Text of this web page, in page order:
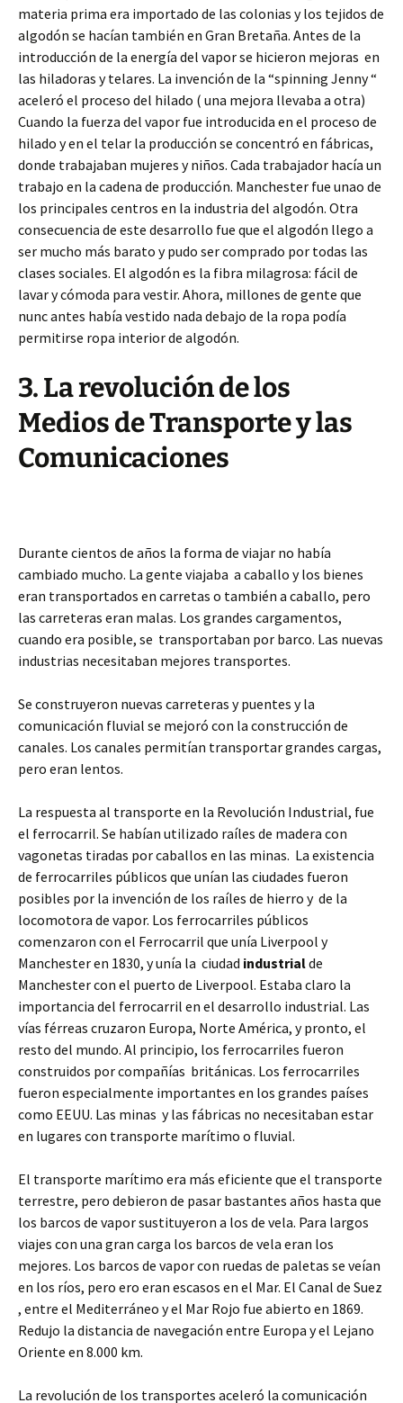
materia prima era importado de las colonias y los tejidos de
algodón se hacían también en Gran Bretaña. Antes de la
introducción de la energía del vapor se hicieron mejoras en
las hiladoras y telares. La invención de la “spinning Jenny “
aceleró el proceso del hilado ( una mejora llevaba a otra)
Cuando la fuerza del vapor fue introducida en el proceso de
hilado y en el telar la producción se concentró en fábricas,
donde trabajaban mujeres y niños. Cada trabajador hacía un
trabajo en la cadena de producción. Manchester fue unao de
los principales centros en la industria del algodón. Otra
consecuencia de este desarrollo fue que el algodón llego a
ser mucho más barato y pudo ser comprado por todas las
clases sociales. El algodón es la fibra milagrosa: fácil de
lavar y cómoda para vestir. Ahora, millones de gente que
nunc antes había vestido nada debajo de la ropa podía
permitirse ropa interior de algodón.
3. La revolución de los
Medios de Transporte y las
Comunicaciones
Durante cientos de años la forma de viajar no había
cambiado mucho. La gente viajaba a caballo y los bienes
eran transportados en carretas o también a caballo, pero
las carreteras eran malas. Los grandes cargamentos,
cuando era posible, se transportaban por barco. Las nuevas
industrias necesitaban mejores transportes.
Se construyeron nuevas carreteras y puentes y la
comunicación fluvial se mejoró con la construcción de
canales. Los canales permitían transportar grandes cargas,
pero eran lentos.
La respuesta al transporte en la Revolución Industrial, fue
el ferrocarril. Se habían utilizado raíles de madera con
vagonetas tiradas por caballos en las minas. La existencia
de ferrocarriles públicos que unían las ciudades fueron
posibles por la invención de los raíles de hierro y de la
locomotora de vapor. Los ferrocarriles públicos
comenzaron con el Ferrocarril que unía Liverpool y
Manchester en 1830, y unía la ciudad industrialde
Manchester con el puerto de Liverpool. Estaba claro la
importancia del ferrocarril en el desarrollo industrial. Las
vías férreas cruzaron Europa, Norte América, y pronto, el
resto del mundo. Al principio, los ferrocarriles fueron
construidos por compañías británicas. Los ferrocarriles
fueron especialmente importantes en los grandes países
como EEUU. Las minas y las fábricas no necesitaban estar
en lugares con transporte marítimo o fluvial.
El transporte marítimo era más eficiente que el transporte
terrestre, pero debieron de pasar bastantes años hasta que
los barcos de vapor sustituyeron a los de vela. Para largos
viajes con una gran carga los barcos de vela eran los
mejores. Los barcos de vapor con ruedas de paletas se veían
en los ríos, pero ero eran escasos en el Mar. El Canal de Suez
, entre el Mediterráneo y el Mar Rojo fue abierto en 1869.
Redujo la distancia de navegación entre Europa y el Lejano
Oriente en 8.000 km.
La revolución de los transportes aceleró la comunicación